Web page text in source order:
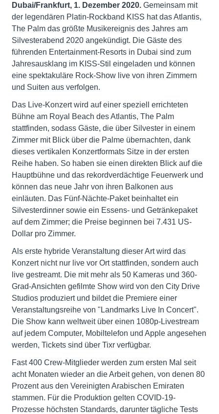
Dubai/Frankfurt, 1. Dezember 2020. Gemeinsam mit
der legendären Platin-Rockband KISS hat das Atlantis,
The Palm das größte Musikereignis des Jahres am
Silvesterabend 2020 angekündigt. Die Gäste des
führenden Entertainment-Resorts in Dubai sind zum
Jahresausklang im KISS-Stil eingeladen und können
eine spektakuläre Rock-Show live von ihren Zimmern
und Suiten aus verfolgen.
Das Live-Konzert wird auf einer speziell errichteten
Bühne am Royal Beach des Atlantis, The Palm
stattfinden, sodass Gäste, die über Silvester in einem
Zimmer mit Blick über die Palme übernachten, dank
dieses vertikalen Konzertformats Sitze in der ersten
Reihe haben. So haben sie einen direkten Blick auf die
Hauptbühne und das rekordverdächtige Feuerwerk und
können das neue Jahr von ihren Balkonen aus
einläuten. Das Fünf-Nächte-Paket beinhaltet ein
Silvesterdinner sowie ein Essens- und Getränkepaket
auf dem Zimmer; die Preise beginnen bei 7.431 US-
Dollar pro Zimmer.
Als erste hybride Veranstaltung dieser Art wird das
Konzert nicht nur live vor Ort stattfinden, sondern auch
live gestreamt. Die mit mehr als 50 Kameras und 360-
Grad-Ansichten gefilmte Show wird von den City Drive
Studios produziert und bildet die Premiere einer
Veranstaltungsreihe von "Landmarks Live In Concert".
Die Show kann weltweit über einen 1080p-Livestream
auf jedem Computer, Mobiltelefon und Apple angesehen
werden, Tickets sind über Tixr verfügbar.
Fast 400 Crew-Mitglieder werden zum ersten Mal seit
acht Monaten wieder an die Arbeit gehen, von denen 80
Prozent aus den Vereinigten Arabischen Emiraten
stammen. Für die Produktion gelten COVID-19-
Prozesse höchsten Standards, darunter tägliche Tests